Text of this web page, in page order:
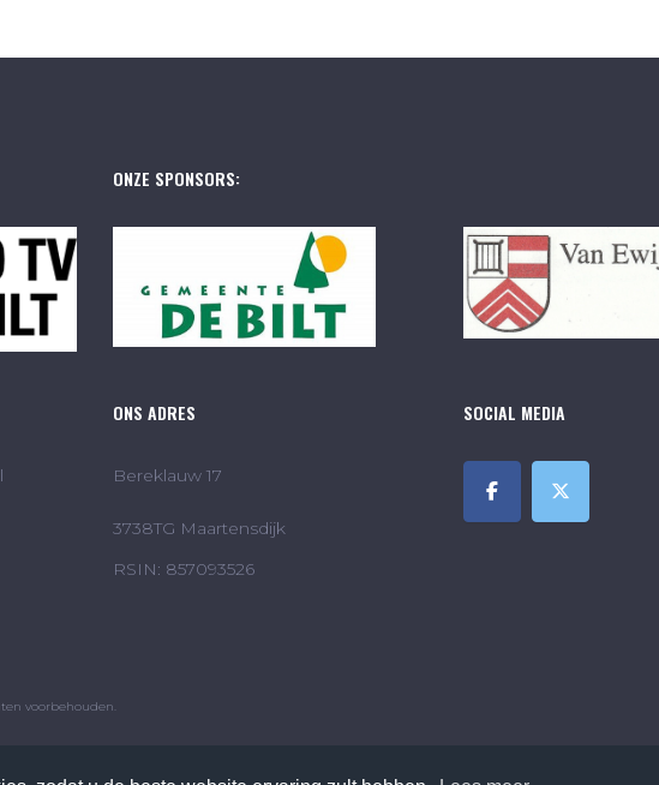
ONZE SPONSORS:
ONS ADRES
Bereklauw 17
3738TG Maartensdijk
RSIN: 857093526
SOCIAL MEDIA
voorbehouden.